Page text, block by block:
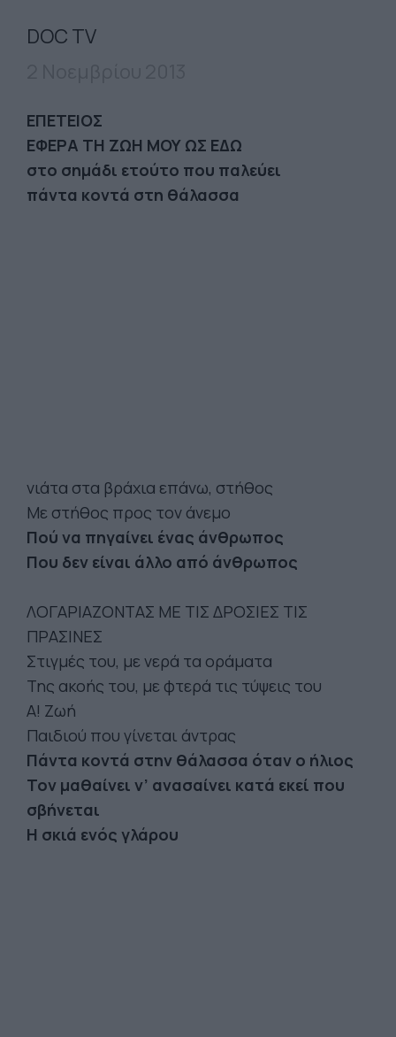
DOC TV
ΕΠΕΤΕΙΟΣ
ΕΦΕΡΑ ΤΗ ΖΩΗ ΜΟΥ ΩΣ ΕΔΩ
στο σημάδι ετούτο που παλεύει
πάντα κοντά στη θάλασσα
νιάτα στα βράχια επάνω, στήθος
Με στήθος προς τον άνεμο
Πού να πηγαίνει ένας άνθρωπος
Που δεν είναι άλλο από άνθρωπος
ΛΟΓΑΡΙΑΖΟΝΤΑΣ ΜΕ ΤΙΣ ΔΡΟΣΙΕΣ ΤΙΣ
ΠΡΑΣΙΝΕΣ
Στιγμές του, με νερά τα οράματα
Της ακοής του, με φτερά τις τύψεις του
Α! Ζωή
Παιδιού που γίνεται άντρας
Πάντα κοντά στην θάλασσα όταν ο ήλιος
Τον μαθαίνει ν’ ανασαίνει κατά εκεί που
σβήνεται
Η σκιά ενός γλάρου